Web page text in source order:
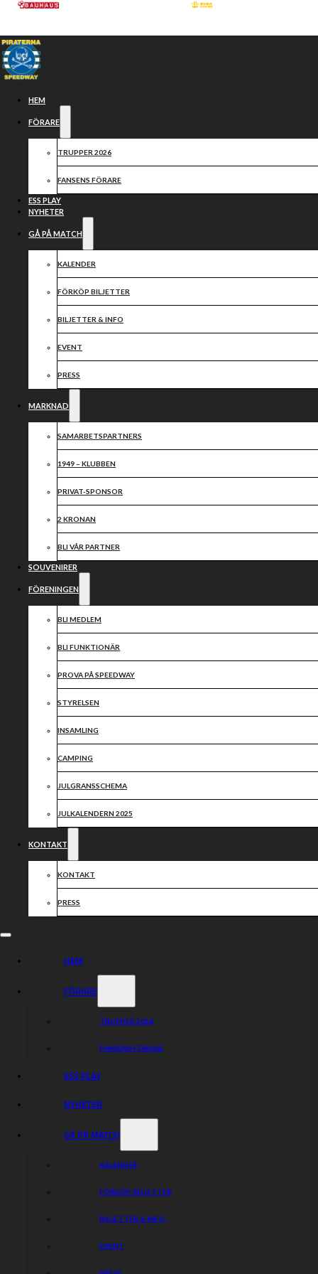
Hoppa till huvudinnehåll
HEM
FÖRARE
TRUPPER 2026
FANSENS FÖRARE
ESS PLAY
NYHETER
GÅ PÅ MATCH
KALENDER
FÖRKÖP BILJETTER
BILJETTER & INFO
EVENT
PRESS
MARKNAD
SAMARBETSPARTNERS
1949 – KLUBBEN
PRIVAT-SPONSOR
2 KRONAN
BLI VÅR PARTNER
SOUVENIRER
FÖRENINGEN
BLI MEDLEM
BLI FUNKTIONÄR
PROVA PÅ SPEEDWAY
STYRELSEN
INSAMLING
CAMPING
JULGRANSSCHEMA
JULKALENDERN 2025
KONTAKT
KONTAKT
PRESS
HEM
FÖRARE
TRUPPER 2026
FANSENS FÖRARE
ESS PLAY
NYHETER
GÅ PÅ MATCH
KALENDER
FÖRKÖP BILJETTER
BILJETTER & INFO
EVENT
2025
Vi ser tacksamt fram emot ett fortsatt samarbete med
Dela nyheten: